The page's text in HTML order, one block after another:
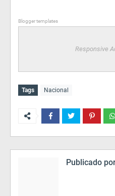
Blogger templates
Responsive
Tags Nacional
Publicado